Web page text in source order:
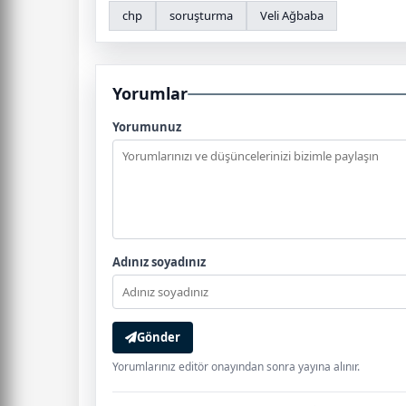
chp soruşturma Veli Ağbaba
Yorumlar
Yorumunuz
Adınız soyadınız
Gönder
Yorumlarınız editör onayından sonra yayına alınır.